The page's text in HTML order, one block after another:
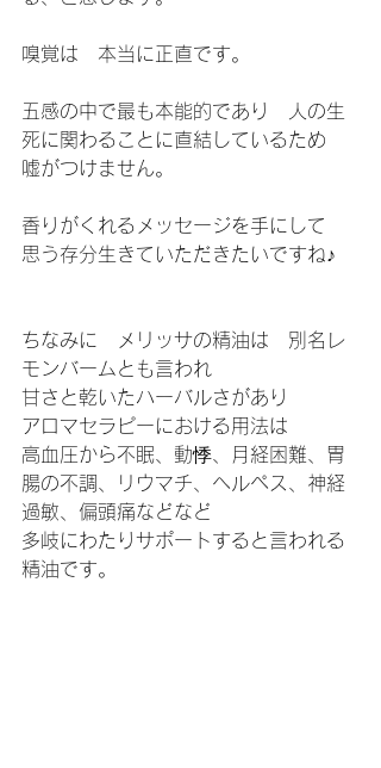
嗅覚は　本当に正直です。
五感の中で最も本能的であり　人の生
死に関わることに直結しているため
嘘がつけません。
香りがくれるメッセージを手にして
思う存分生きていただきたいですね♪
ちなみに　メリッサの精油は　別名レ
モンバームとも言われ
甘さと乾いたハーバルさがあり
アロマセラピーにおける用法は
高血圧から不眠、動悸、月経困難、胃
腸の不調、リウマチ、ヘルペス、神経
過敏、偏頭痛などなど
多岐にわたりサポートすると言われる
精油です。